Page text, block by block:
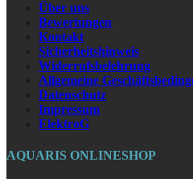
Über uns
Bewertungen
Kontakt
Sicherheitshinweis
Widerrufsbelehrung
Allgemeine
Datenschutz
Impressum
ElektroG
AQUARIS ONLINESHOP